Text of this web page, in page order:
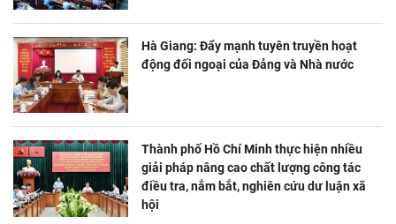
Hà Giang: Đẩy mạnh tuyên truyền hoạt
động đối ngoại của Đảng và Nhà nước
Thành phố Hồ Chí Minh thực hiện nhiều
giải pháp nâng cao chất lượng công tác
điều tra, nắm bắt, nghiên cứu dư luận xã
hội